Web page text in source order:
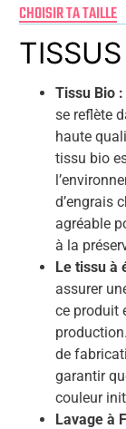
CHOISIR TA TAILLE
Tissu Bio :
se reflète
haute
tissu bio
d’engrais
agréable
à la
Le tissu à
assurer
ce produit
de
garantir
couleur
Lavage à